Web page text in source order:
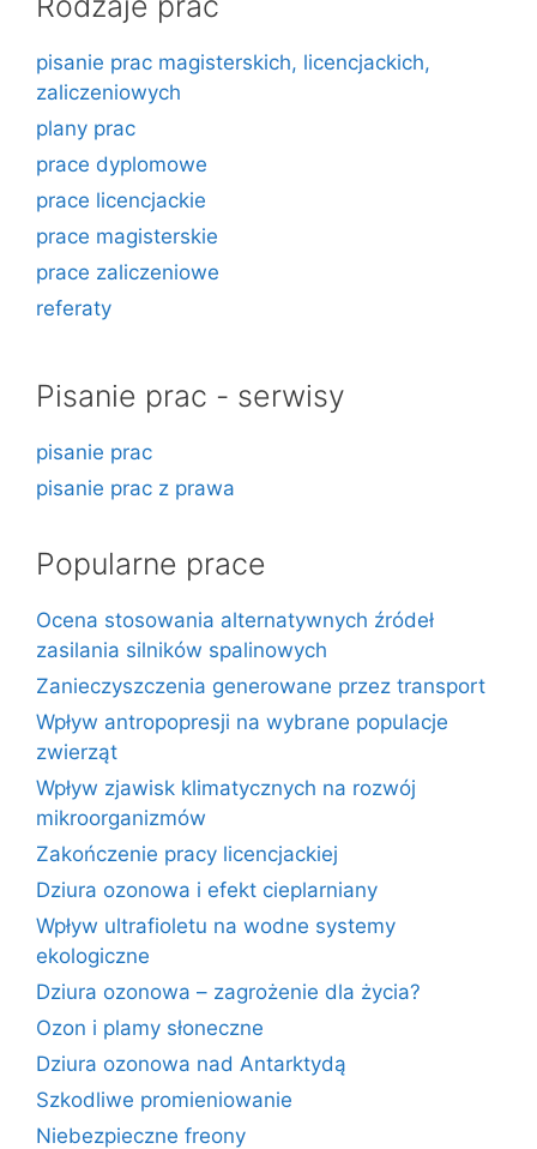
pisanie prac magisterskich, licencjackich,
zaliczeniowych
plany prac
prace dyplomowe
prace licencjackie
prace magisterskie
prace zaliczeniowe
referaty
Pisanie prac - serwisy
pisanie prac
pisanie prac z prawa
Popularne prace
Ocena stosowania alternatywnych źródeł
zasilania silników spalinowych
Zanieczyszczenia generowane przez transport
Wpływ antropopresji na wybrane populacje
zwierząt
Wpływ zjawisk klimatycznych na rozwój
mikroorganizmów
Zakończenie pracy licencjackiej
Dziura ozonowa i efekt cieplarniany
Wpływ ultrafioletu na wodne systemy
ekologiczne
Dziura ozonowa – zagrożenie dla życia?
Ozon i plamy słoneczne
Dziura ozonowa nad Antarktydą
Szkodliwe promieniowanie
Niebezpieczne freony